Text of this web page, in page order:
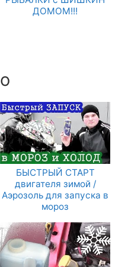
ДОМОМ!!!
БЫСТРЫЙ СТАРТ
двигателя зимой /
Аэрозоль для запуска в
мороз